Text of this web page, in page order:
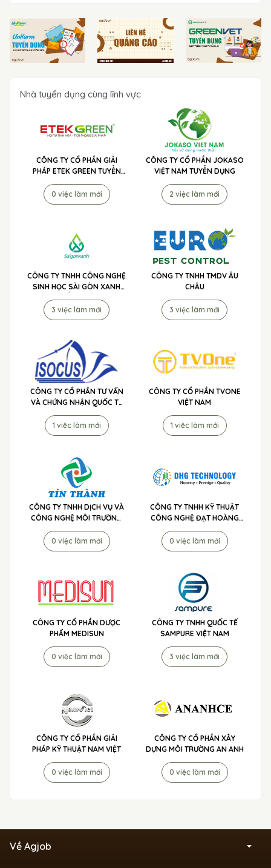
Nhà tuyển dụng cùng lĩnh vực
CÔNG TY CỔ PHẦN GIẢI
PHÁP ETEK GREEN TUYỂN
DỤNG
0 việc làm mới
CÔNG TY CỔ PHẦN JOKASO
VIỆT NAM TUYỂN DỤNG
2 việc làm mới
CÔNG TY TNHH CÔNG NGHỆ
SINH HỌC SÀI GÒN XANH
TUYỂN DỤNG
3 việc làm mới
CÔNG TY TNHH TMDV ÂU
CHÂU
3 việc làm mới
CÔNG TY CỔ PHẦN TƯ VẤN
VÀ CHỨNG NHẬN QUỐC TẾ
ISOCUS
1 việc làm mới
CÔNG TY CỔ PHẦN TVONE
VIỆT NAM
1 việc làm mới
CÔNG TY TNHH DỊCH VỤ VÀ
CÔNG NGHỆ MÔI TRƯỜNG
TÍN THÀNH
0 việc làm mới
CÔNG TY TNHH KỸ THUẬT
CÔNG NGHỆ ĐẠT HOÀNG
GIA
0 việc làm mới
CÔNG TY CỔ PHẦN DƯỢC
PHẨM MEDISUN
0 việc làm mới
CÔNG TY TNHH QUỐC TẾ
SAMPURE VIỆT NAM
3 việc làm mới
CÔNG TY CỔ PHẦN GIẢI
PHÁP KỸ THUẬT NAM VIỆT
0 việc làm mới
CÔNG TY CỔ PHẦN XÂY
DỰNG MÔI TRƯỜNG AN ANH
0 việc làm mới
Về Agjob